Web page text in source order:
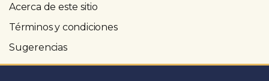
Acerca de este sitio
Términos y condiciones
Sugerencias